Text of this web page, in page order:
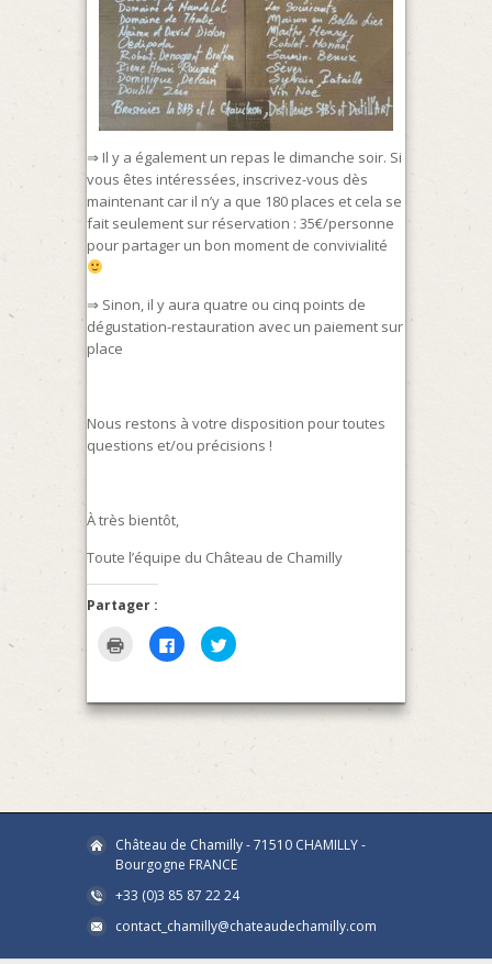
⇒ Il y a également un repas le dimanche soir. Si
vous êtes intéressées, inscrivez-vous dès
maintenant car il n’y a que 180 places et cela se
fait seulement sur réservation : 35€/personne
pour partager un bon moment de convivialité
⇒ Sinon, il y aura quatre ou cinq points de
dégustation-restauration avec un paiement sur
place
Nous restons à votre disposition pour toutes
questions et/ou précisions !
À très bientôt,
Toute l’équipe du Château de Chamilly
Partager :
Cliquer
pour
imprimer(ouvre
nouvelle
fenêtre)
Cliquez
pour
partager
dans
une
Cliquez
pour
dans
une
Château de Chamilly - 71510 CHAMILLY -
Bourgogne FRANCE
+33 (0)3 85 87 22 24
contact_chamilly@chateaudechamilly.com